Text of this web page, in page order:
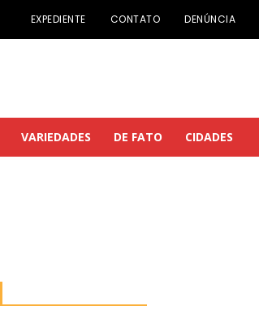
EXPEDIENTE CONTATO DENÚNCIA
VARIEDADES DE FATO CIDADES